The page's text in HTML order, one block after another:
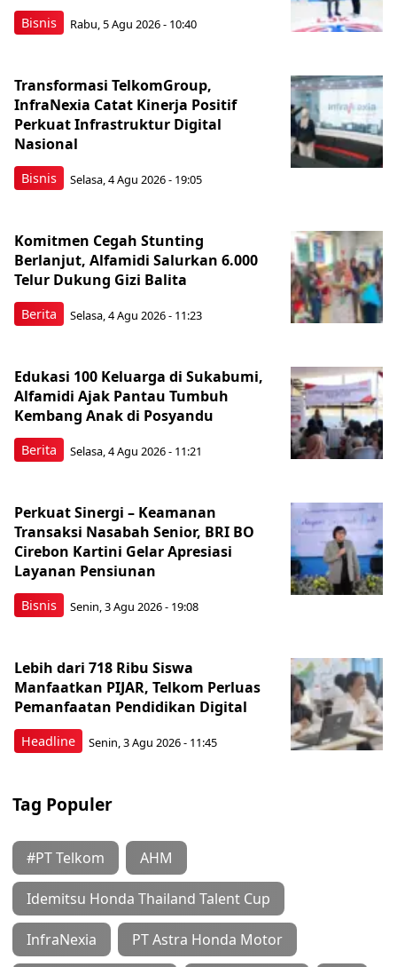
Bisnis Rabu, 5 Agu 2026 - 10:40
Bisnis
Transformasi TelkomGroup,
InfraNexia Catat Kinerja Positif
Perkuat Infrastruktur Digital
Nasional
Selasa, 4 Agu 2026 - 19:05
Berita
Komitmen Cegah Stunting
Berlanjut, Alfamidi Salurkan 6.000
Telur Dukung Gizi Balita
Selasa, 4 Agu 2026 - 11:23
Berita
Edukasi 100 Keluarga di Sukabumi,
Alfamidi Ajak Pantau Tumbuh
Kembang Anak di Posyandu
Selasa, 4 Agu 2026 - 11:21
Bisnis
Perkuat Sinergi – Keamanan
Transaksi Nasabah Senior, BRI BO
Cirebon Kartini Gelar Apresiasi
Layanan Pensiunan
Senin, 3 Agu 2026 - 19:08
Headline
Lebih dari 718 Ribu Siswa
Manfaatkan PIJAR, Telkom Perluas
Pemanfaatan Pendidikan Digital
Senin, 3 Agu 2026 - 11:45
Tag Populer
#PT Telkom AHM
Idemitsu Honda Thailand Talent Cup
InfraNexia PT Astra Honda Motor